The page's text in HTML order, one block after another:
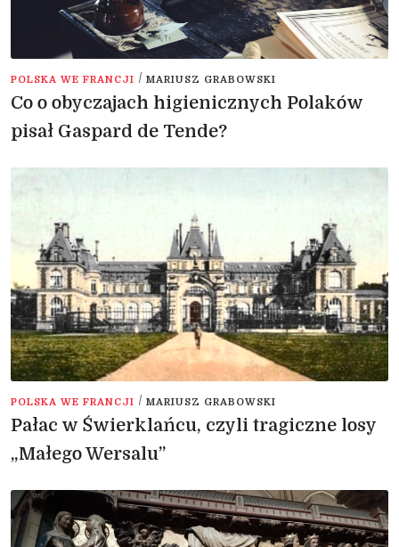
POLSKA WE FRANCJI / MARIUSZ GRABOWSKI
Co o obyczajach higienicznych Polaków
pisał Gaspard de Tende?
POLSKA WE FRANCJI / MARIUSZ GRABOWSKI
Pałac w Świerklańcu, czyli tragiczne losy
„Małego Wersalu”